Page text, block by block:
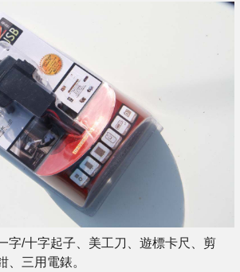
字/十字起子、美工刀、遊標卡尺、剪
、三用電錶。